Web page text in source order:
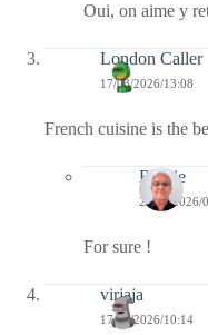
Oui, on aime y
London Caller
17/03/2026/13:08
French cuisine is the
Bernie
20/03/2026/
For sure !
virjaja
17/03/2026/10:14